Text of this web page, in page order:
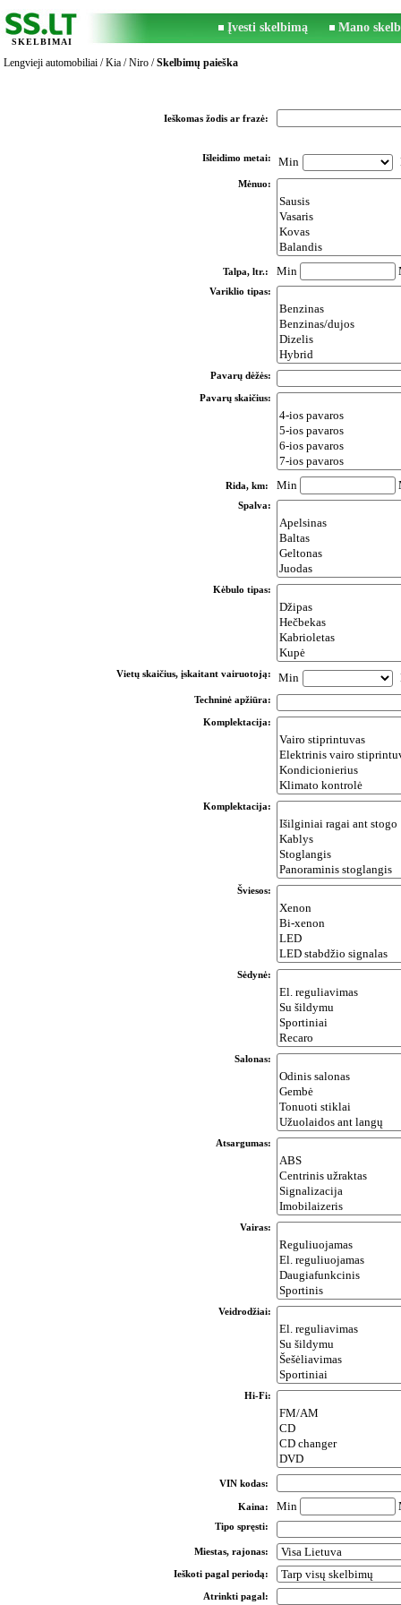
SKELBIMAI
Įvesti skelbimą Mano
Lengvieji automobiliai /Kia /Niro /Skelbimų paieška
Ieškomas žodis ar frazė:
Išleidimo metai: Min
Mėnuo:
Talpa, ltr.: Min
Variklio tipas:
Pavarų dėžės:
Pavarų skaičius:
Rida, km: Min
Spalva:
Kėbulo tipas:
Vietų skaičius, įskaitant vairuotoją: Min
Techninė apžiūra:
Komplektacija:
Komplektacija:
Šviesos:
Sėdynė:
Salonas:
Atsargumas:
Vairas:
Veidrodžiai:
Hi-Fi:
VIN kodas:
Kaina: Min
Tipo spręsti:
Miestas, rajonas:
Ieškoti pagal periodą:
Atrinkti pagal: